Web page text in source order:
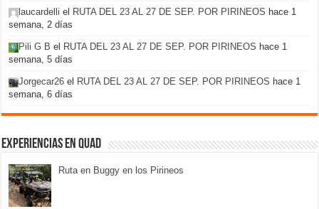
laucardelli el RUTA DEL 23 AL 27 DE SEP. POR PIRINEOS hace 1
semana, 2 días
Pili G B el RUTA DEL 23 AL 27 DE SEP. POR PIRINEOS hace 1
semana, 5 días
Jorgecar26 el RUTA DEL 23 AL 27 DE SEP. POR PIRINEOS hace 1
semana, 6 días
Experiencias en Quad
Ruta en Buggy en los Pirineos